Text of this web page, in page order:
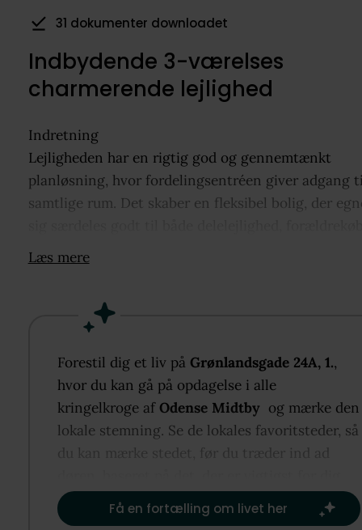
8 har gemt som favorit
Indbydende 3-værelses
charmerende lejlighed
Indretning
Lejligheden har en rigtig god og gennemtænkt
planløsning, hvor fordelingsentréen giver adgang
samtlige rum. Det skaber en fleksibel bolig, der
parret eller den lille familie.
Badeværelset er rummeligt og har vindue for
Køkkenet er godt udnyttet og byder på fine
arbejdsforhold. Herfra er der åben forbindelse til
hyggelige stue, hvor der er plads til både
samvær. Alt i alt en bolig, hvor klassisk charme og
praktisk funktionalitet går flot hånd i hånd.
Område
Med adresse på Grønlandsgade bor du attraktivt
Læs mere
Forestil dig et liv på Grønlandsgade 24A, 1.,
hvor du kan gå på opdagelse i alle
kringelkroge af Odense Midtby og mærke den
lokale stemning. Se de lokales favoritsteder, så
du kan mærke stedet, før du træder ind ad
Få en fortælling om livet her